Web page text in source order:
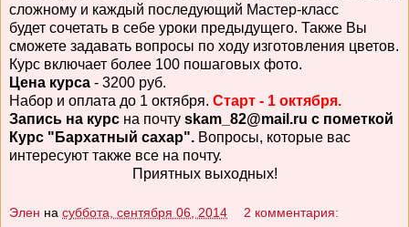
сложному и каждый последующий Мастер-класс
будет сочетать в себе уроки предыдущего. Также Вы
сможете задавать вопросы по ходу изготовления цветов.
Курс включает более 100 пошаговых фото.
Цена курса - 3200 руб.
Набор и оплата до 1 октября. Старт - 1 октября.
Запись на курс на почту skam_82@mail.ru с пометкой
Курс "Бархатный сахар". Вопросы, которые вас
интересуют также все на почту.
Приятных выходных!
Элен на суббота, сентября 06, 2014 2 комментария: